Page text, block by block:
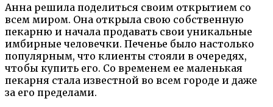
Анна решила поделиться своим открытием со
всем миром. Она открыла свою собственную
пекарню и начала продавать свои уникальные
имбирные человечки. Печенье было настолько
популярным, что клиенты стояли в очередях,
чтобы купить его. Со временем ее маленькая
пекарня стала известной во всем городе и даже
за его пределами.